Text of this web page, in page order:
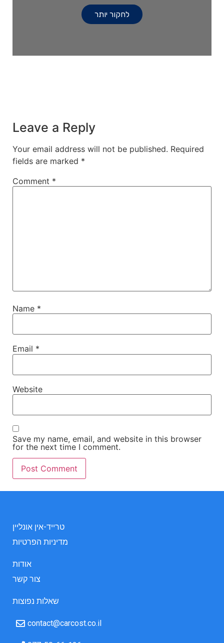
לחקור יותר
Leave a Reply
Your email address will not be published. Required
fields are marked *
Comment *
Name *
Email *
Website
Save my name, email, and website in this browser
for the next time I comment.
טרייד-אין אונליין
מדיניות הפרטיות
אודות
צור קשר
שאלות נפוצות
contact@carcost.co.il